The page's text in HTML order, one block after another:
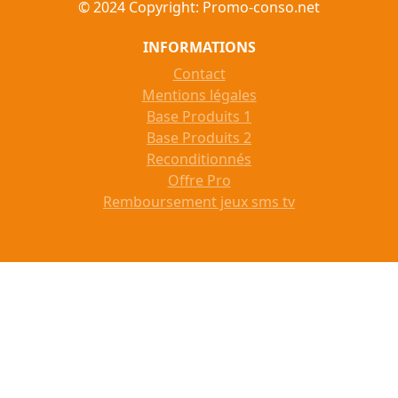
© 2024 Copyright: Promo-conso.net
INFORMATIONS
Contact
Mentions légales
Base Produits 1
Base Produits 2
Reconditionnés
Offre Pro
Remboursement jeux sms tv